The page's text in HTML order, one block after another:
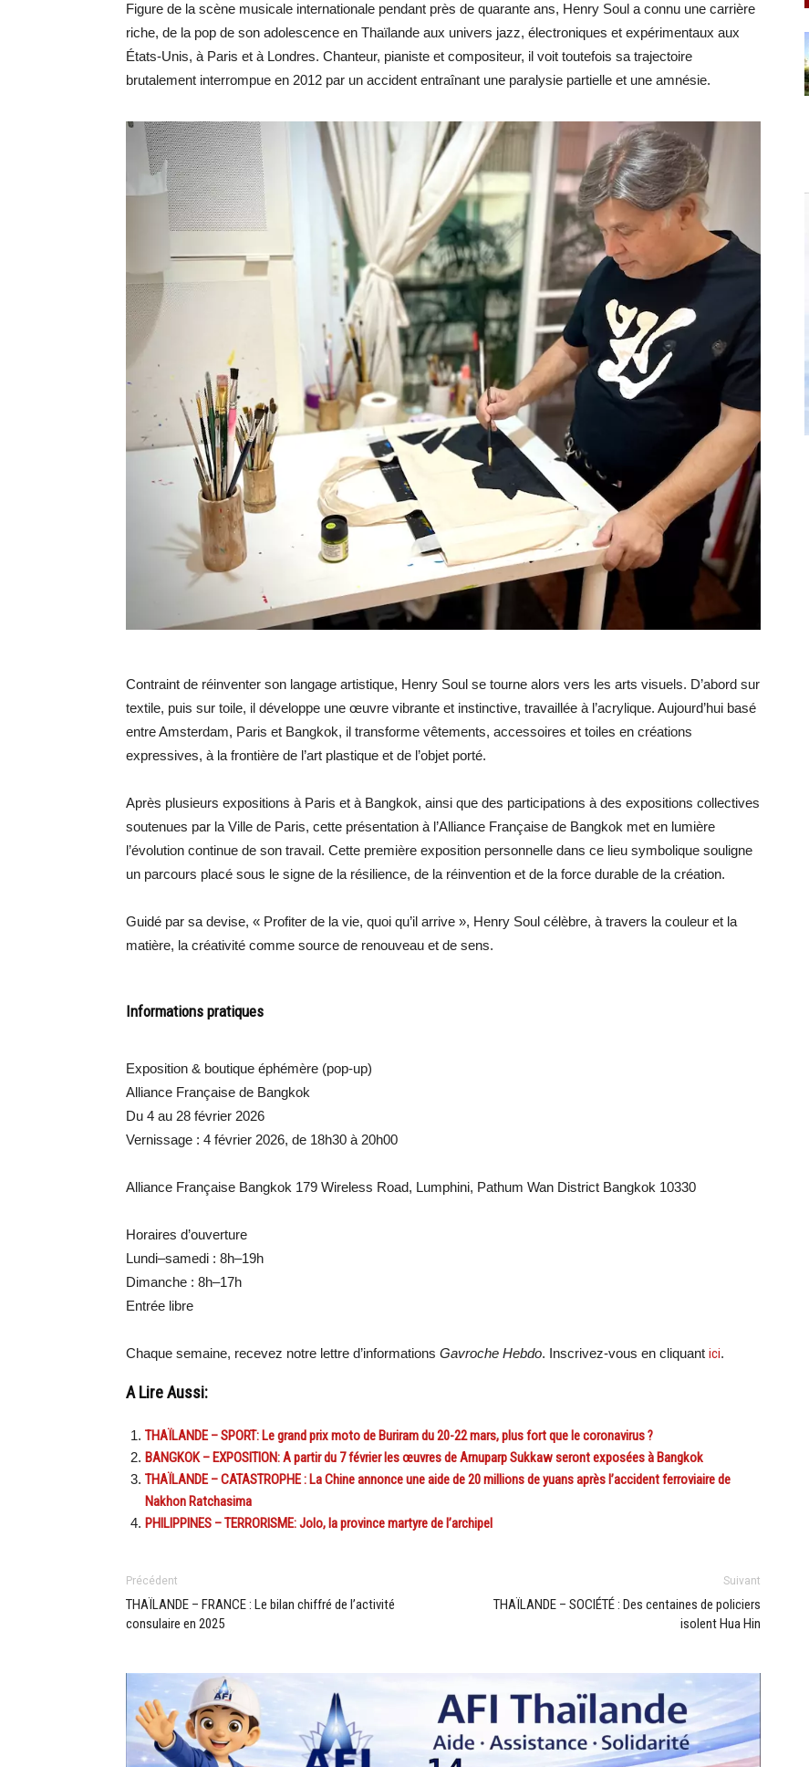
Figure de la scène musicale internationale pendant près de quarante ans, Henry Soul a connu une carrière
riche, de la pop de son adolescence en Thaïlande aux univers jazz, électroniques et expérimentaux aux
États-Unis, à Paris et à Londres. Chanteur, pianiste et compositeur, il voit toutefois sa trajectoire
brutalement interrompue en 2012 par un accident entraînant une paralysie partielle et une amnésie.
Contraint de réinventer son langage artistique, Henry Soul se tourne alors vers les arts visuels. D’abord sur
textile, puis sur toile, il développe une œuvre vibrante et instinctive, travaillée à l’acrylique. Aujourd’hui basé
entre Amsterdam, Paris et Bangkok, il transforme vêtements, accessoires et toiles en créations
expressives, à la frontière de l’art plastique et de l’objet porté.
Après plusieurs expositions à Paris et à Bangkok, ainsi que des participations à des expositions collectives
soutenues par la Ville de Paris, cette présentation à l’Alliance Française de Bangkok met en lumière
l’évolution continue de son travail. Cette première exposition personnelle dans ce lieu symbolique souligne
un parcours placé sous le signe de la résilience, de la réinvention et de la force durable de la création.
Guidé par sa devise, « Profiter de la vie, quoi qu’il arrive », Henry Soul célèbre, à travers la couleur et la
matière, la créativité comme source de renouveau et de sens.
Informations pratiques
Exposition & boutique éphémère (pop-up)
Alliance Française de Bangkok
Du 4 au 28 février 2026
Vernissage : 4 février 2026, de 18h30 à 20h00
Alliance Française Bangkok 179 Wireless Road, Lumphini, Pathum Wan District Bangkok 10330
Horaires d’ouverture
Lundi–samedi : 8h–19h
Dimanche : 8h–17h
Entrée libre
Chaque semaine, recevez notre lettre d’informations Gavroche Hebdo. Inscrivez-vous en cliquant ici.
A Lire Aussi:
THAÏLANDE – SPORT: Le grand prix moto de Buriram du 20-22 mars, plus fort que le coronavirus ?
BANGKOK – EXPOSITION: A partir du 7 février les œuvres de Arnuparp Sukkaw seront exposées à Bangkok
THAÏLANDE – CATASTROPHE : La Chine annonce une aide de 20 millions de yuans après l’accident ferroviaire de
Nakhon Ratchasima
PHILIPPINES – TERRORISME: Jolo, la province martyre de l’archipel
Précédent
THAÏLANDE – FRANCE : Le bilan chiffré de l’activité
consulaire en 2025
Suivant
THAÏLANDE – SOCIÉTÉ : Des centaines de policiers
isolent Hua Hin